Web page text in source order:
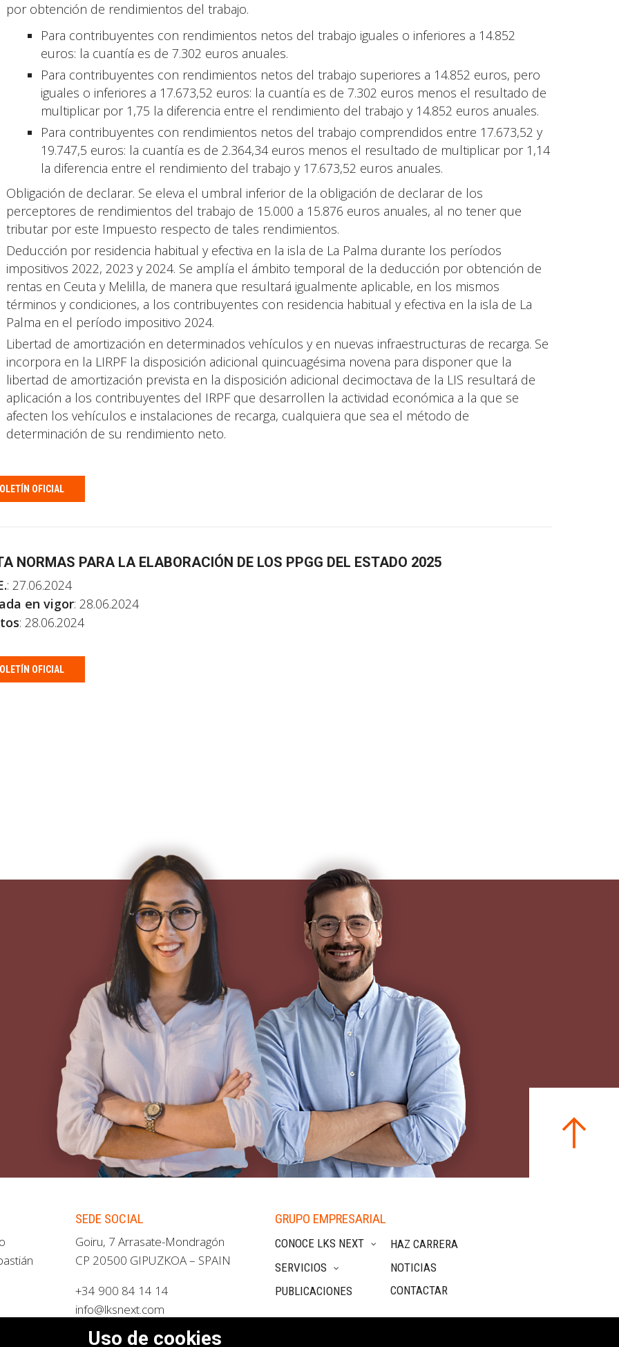
por obtención de rendimientos del trabajo.
Para contribuyentes con rendimientos netos del trabajo iguales o inferiores a 14.852
euros: la cuantía es de 7.302 euros anuales.
Para contribuyentes con rendimientos netos del trabajo superiores a 14.852 euros, pero
iguales o inferiores a 17.673,52 euros: la cuantía es de 7.302 euros menos el resultado de
multiplicar por 1,75 la diferencia entre el rendimiento del trabajo y 14.852 euros anuales.
Para contribuyentes con rendimientos netos del trabajo comprendidos entre 17.673,52 y
19.747,5 euros: la cuantía es de 2.364,34 euros menos el resultado de multiplicar por 1,14
la diferencia entre el rendimiento del trabajo y 17.673,52 euros anuales.
Obligación de declarar. Se eleva el umbral inferior de la obligación de declarar de los
perceptores de rendimientos del trabajo de 15.000 a 15.876 euros anuales, al no tener que
tributar por este Impuesto respecto de tales rendimientos.
Deducción por residencia habitual y efectiva en la isla de La Palma durante los períodos
impositivos 2022, 2023 y 2024. Se amplía el ámbito temporal de la deducción por obtención de
rentas en Ceuta y Melilla, de manera que resultará igualmente aplicable, en los mismos
términos y condiciones, a los contribuyentes con residencia habitual y efectiva en la isla de La
Palma en el período impositivo 2024.
Libertad de amortización en determinados vehículos y en nuevas infraestructuras de recarga. Se
incorpora en la LIRPF la disposición adicional quincuagésima novena para disponer que la
libertad de amortización prevista en la disposición adicional decimoctava de la LIS resultará de
aplicación a los contribuyentes del IRPF que desarrollen la actividad económica a la que se
afecten los vehículos e instalaciones de recarga, cualquiera que sea el método de
determinación de su rendimiento neto.
OFICIAL
NORMAS PARA LA ELABORACIÓN DE LOS PPGG DEL ESTADO 2025
: 27.06.2024
en vigor: 28.06.2024
: 28.06.2024
OFICIAL
SEDE SOCIAL
Goiru, 7 Arrasate-Mondragón
CP 20500 GIPUZKOA – SPAIN
+34 900 84 14 14
info@lksnext.com
GRUPO EMPRESARIAL
CONOCE LKS NEXT
SERVICIOS
PUBLICACIONES
HAZ CARRERA
NOTICIAS
CONTACTAR
Uso de cookies